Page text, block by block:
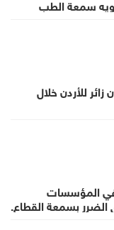
سمعة الطب
الدخل السياحي و3.15 مليون زائر للأردن خلال
المؤسسات
الضرر بسمعة القطاع.